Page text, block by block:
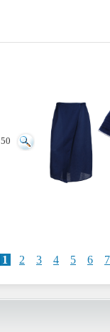
50
1 2 3 4 5 6 7